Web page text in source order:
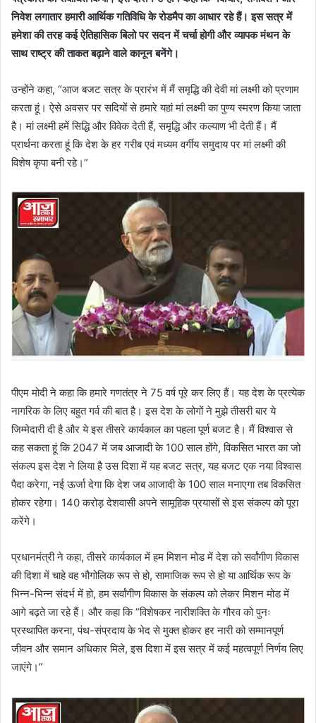
निवेश लगातार हमारी आर्थिक गतिविधि के रोडमैप का आधार रहे हैं। इस सत्र में
हमेशा की तरह कई ऐतिहासिक बिलो पर सदन में चर्चा होगी और व्यापक मंथन के
साथ राष्ट्र की ताकत बढ़ाने वाले कानून बनेंगे।
उन्होंने कहा, “आज बजट सत्र के प्रारंभ में मैं समृद्धि की देवी मां लक्ष्मी को प्रणाम
करता हूं। ऐसे अवसर पर सदियों से हमारे यहां मां लक्ष्मी का पुण्य स्मरण किया जाता
है। मां लक्ष्मी हमें सिद्धि और विवेक देती हैं, समृद्धि और कल्याण भी देती हैं। मैं
प्रार्थना करता हूं कि देश के हर गरीब एवं मध्यम वर्गीय समुदाय पर मां लक्ष्मी की
विशेष कृपा बनी रहे।”
पीएम मोदी ने कहा कि हमारे गणतंत्र ने 75 वर्ष पूरे कर लिए हैं। यह देश के प्रत्येक
नागरिक के लिए बहुत गर्व की बात है। इस देश के लोगों ने मुझे तीसरी बार ये
जिम्मेदारी दी है और ये इस तीसरे कार्यकाल का पहला पूर्ण बजट है। मैं विश्वास से
कह सकता हूं कि 2047 में जब आजादी के 100 साल होंगे, विकसित भारत का जो
संकल्प इस देश ने लिया है उस दिशा में यह बजट सत्र, यह बजट एक नया विश्वास
पैदा करेगा, नई ऊर्जा देगा कि देश जब आजादी के 100 साल मनाएगा तब विकसित
होकर रहेगा। 140 करोड़ देशवासी अपने सामूहिक प्रयासों से इस संकल्प को पूरा
करेंगे।
प्रधानमंत्री ने कहा, तीसरे कार्यकाल में हम मिशन मोड में देश को सर्वांगीण विकास
की दिशा में चाहे वह भौगोलिक रूप से हो, सामाजिक रूप से हो या आर्थिक रूप के
भिन्न-भिन्न संदर्भ में हो, हम सर्वांगीण विकास के संकल्प को लेकर मिशन मोड में
आगे बढ़ते जा रहे हैं। और कहा कि “विशेषकर नारीशक्ति के गौरव को पुनः
प्रस्थापित करना, पंथ-संप्रदाय के भेद से मुक्त होकर हर नारी को सम्मानपूर्ण
जीवन और समान अधिकार मिले, इस दिशा में इस सत्र में कई महत्वपूर्ण निर्णय लिए
जाएंगे।”